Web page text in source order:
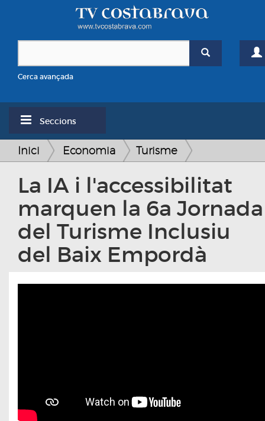
Cerca avançada
Seccions
Inici Economia Turisme
La IA i l'accessibilitat
marquen la 6a Jornada
del Turisme Inclusiu
del Baix Empordà